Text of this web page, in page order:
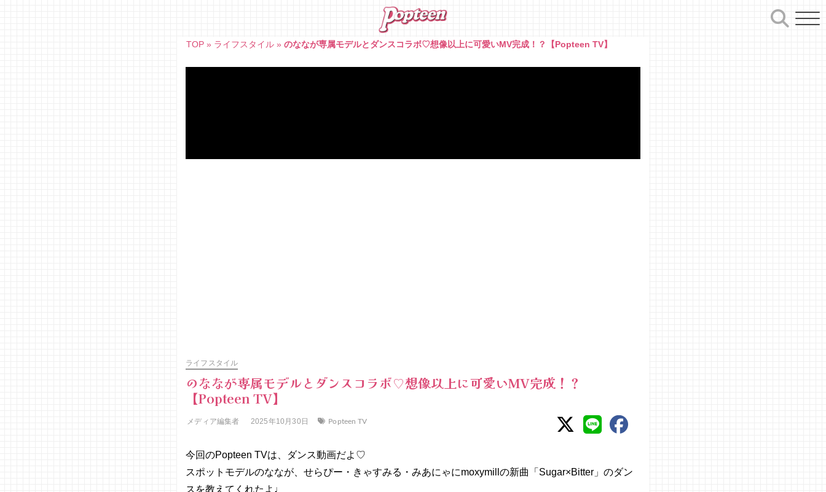
TOP » ライフスタイル »のななが専属モデルとダンスコラボ♡想像以上に可愛いMV完成！？【Popteen TV】
ライフスタイル
のななが専属モデルとダンスコラボ♡想像以上に可愛いMV完成！？
【Popteen TV】
メディア編集者 2025年10月30日 Popteen TV
今回のPopteen TVは、ダンス動画だよ♡
スポットモデルのななが、せらぴー・きゃすみる・みあにゃにmoxymillの新曲「Sugar×Bitter」のダン
スを教えてくれたよ♩